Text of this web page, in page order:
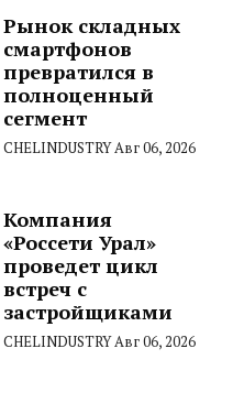
Рынок складных
смартфонов
превратился в
полноценный
сегмент
CHELINDUSTRYАвг 06, 2026
Компания
«Россети Урал»
проведет цикл
встреч с
застройщиками
CHELINDUSTRYАвг 06, 2026